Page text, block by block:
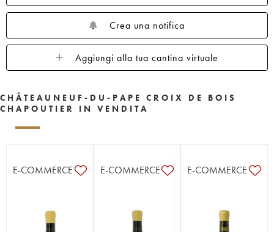
Crea una notifica
Aggiungi alla tua cantina virtuale
CHÂTEAUNEUF-DU-PAPE CROIX DE BOIS
CHAPOUTIER IN VENDITA
E-COMMERCE E-COMMERCE E-COMMERCE